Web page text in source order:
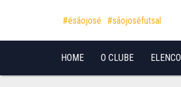
Pular para o conteúdo
#ésãojosé #sãojoséfutsal
HOME O CLUBE ELENCO